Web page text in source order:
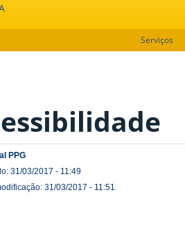
Serviços
PPG
31/03/2017 - 11:49
31/03/2017 - 11:51